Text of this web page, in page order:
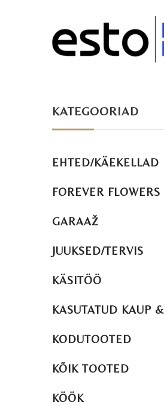
KATEGOORIAD
EHTED/KÄEKELLAD
FOREVER FLOWERS
GARAAŽ
JUUKSED/TERVIS
KÄSITÖÖ
KASUTATUD KAUP
KODUTOOTED
KÕIK TOOTED
KÖÖK